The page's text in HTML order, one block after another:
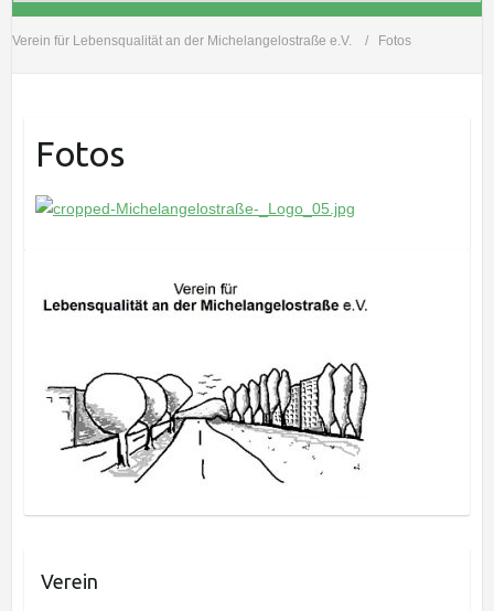
Verein für Lebensqualität an der Michelangelostraße e.V. Fotos
Fotos
Verein